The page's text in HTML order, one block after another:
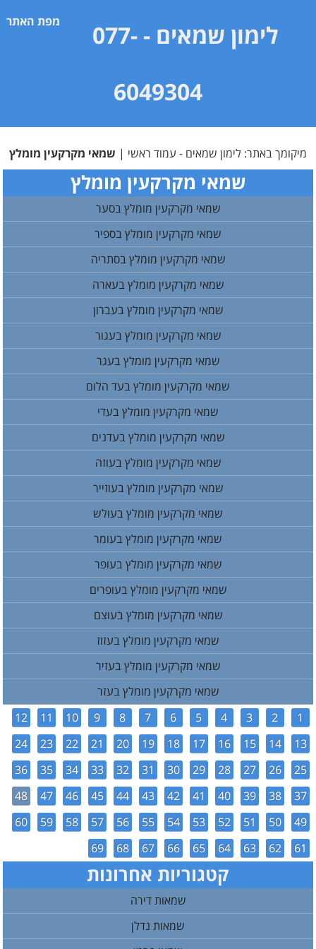
מפת האתר לימון שמאים
- 077-
6049304
מיקומך באתר: לימון שמאים - עמוד ראשי | שמאי מקרקעין מומלץ
שמאי מקרקעין מומלץ
שמאי מקרקעין מומלץ בסער
שמאי מקרקעין מומלץ בספיר
שמאי מקרקעין מומלץ בסתריה
שמאי מקרקעין מומלץ בעארה
שמאי מקרקעין מומלץ בעברון
שמאי מקרקעין מומלץ בעגור
שמאי מקרקעין מומלץ בעגר
שמאי מקרקעין מומלץ בעד הלום
שמאי מקרקעין מומלץ בעדי
שמאי מקרקעין מומלץ בעדנים
שמאי מקרקעין מומלץ בעוזה
שמאי מקרקעין מומלץ בעוזייר
שמאי מקרקעין מומלץ בעולש
שמאי מקרקעין מומלץ בעומר
שמאי מקרקעין מומלץ בעופר
שמאי מקרקעין מומלץ בעופרים
שמאי מקרקעין מומלץ בעוצם
שמאי מקרקעין מומלץ בעזוז
שמאי מקרקעין מומלץ בעזיר
שמאי מקרקעין מומלץ בעזר
1
2
3
4
5
6
7
8
9
10
11
12
13
14
15
16
17
18
19
20
21
22
23
24
25
26
27
28
29
30
31
32
33
34
35
36
37
38
39
40
41
42
43
44
45
46
47
48
49
50
51
52
53
54
55
56
57
58
59
60
61
62
63
64
65
66
67
68
69
קטגוריות אחרונות
שמאות דירה
שמאות נדלן